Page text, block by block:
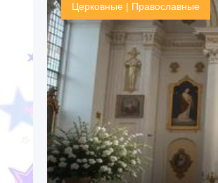
Церковные | Православные